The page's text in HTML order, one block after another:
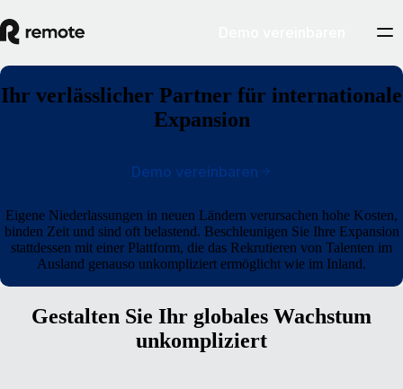
Ihr verlässlicher Partner für internationale
Expansion
Eigene Niederlassungen in neuen Ländern verursachen hohe Kosten,
binden Zeit und sind oft belastend. Beschleunigen Sie Ihre Expansion
stattdessen mit einer Plattform, die das Rekrutieren von Talenten im
Ausland genauso unkompliziert ermöglicht wie im Inland.
Demo vereinbaren
Gestalten Sie Ihr globales Wachstum
unkompliziert